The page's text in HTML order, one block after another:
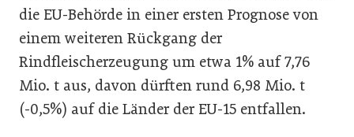
die EU-Behörde in einer ersten Prognose von
einem weiteren Rückgang der
Rindfleischerzeugung um etwa 1% auf 7,76
Mio. t aus, davon dürften rund 6,98 Mio. t
(-0,5%) auf die Länder der EU-15 entfallen.